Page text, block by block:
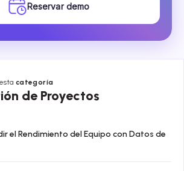
Reservar demo
categoría
de Proyectos
el Rendimiento del Equipo con Datos de